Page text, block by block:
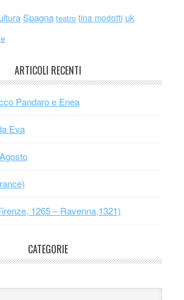
Spagna teatro tina modotti uk
ARTICOLI RECENTI
Pandaro e Enea
Eva
1265 – Ravenna,1321)
CATEGORIE